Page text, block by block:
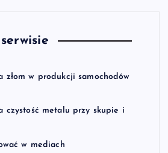
złom w produkcji samochodów
czystość metalu przy skupie i
w mediach